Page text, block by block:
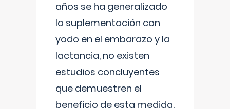
años se ha generalizado
la suplementación con
yodo en el embarazo y la
lactancia, no existen
estudios concluyentes
que demuestren el
beneficio de esta medida.